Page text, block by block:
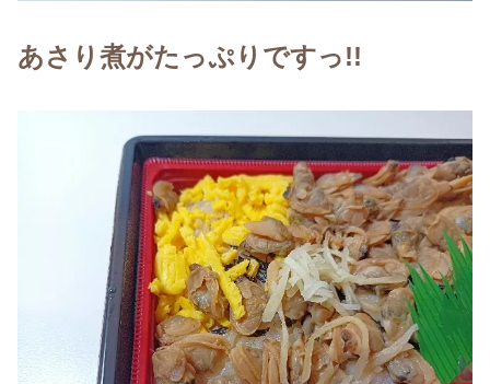
あさり 煮がたっぷりですっ!!